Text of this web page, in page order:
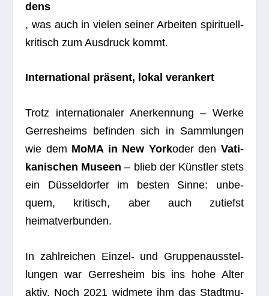
dens
, was auch in vie­len sei­ner Arbei­ten spi­ri­tu­ell-
kri­tisch zum Aus­druck kommt.
Inter­na­tio­nal prä­sent, lokal verankert
Trotz inter­na­tio­na­ler Aner­ken­nung – Werke
Ger­res­heims befin­den sich in Samm­lun­gen
wie dem MoMA in New Yorkoder den Vati­
ka­ni­schen Museen – blieb der Künst­ler stets
ein Düs­sel­dor­fer im bes­ten Sinne: unbe­
quem, kri­tisch, aber auch zutiefst
heimatverbunden.
In zahl­rei­chen Ein­zel- und Grup­pen­aus­stel­
lun­gen war Ger­res­heim bis ins hohe Alter
aktiv. Noch 2021 wid­mete ihm das Stadt­mu­